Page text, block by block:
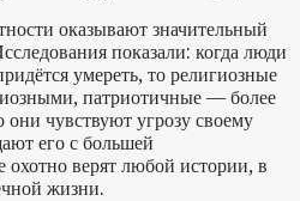
оказывают значительный
показали: когда люди
умереть, то религиозные
патриотичные — более
чувствуют угрозу своему
его с большей
верят любой истории, в
жизни.